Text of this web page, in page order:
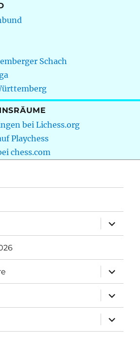
Schach
bei Lichess.org
Playchess
chess.com
öffnen
öffnen
öffnen
öffnen